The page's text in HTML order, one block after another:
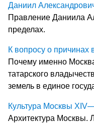
Даниил
Правление Даниила
пределах.
К вопросу о
Почему именно
татарского
земель в единое
Культура Москвы
Архитектура Москвы.